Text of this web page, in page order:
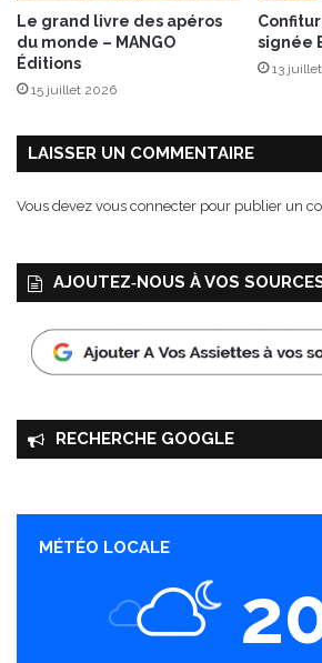
a
b
e
(
s
Le grand livre des apéros
du monde – MANGO
Éditions
15 juillet 2026
signée
13
LAISSER UN COMMENTAIRE
Vous devez vous connecter pour publier un
AJOUTEZ‑NOUS À VOS
RECHERCHE GOOGLE
MÉTÉO LOCALE